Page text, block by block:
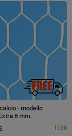
- modello
6 mm.
1136